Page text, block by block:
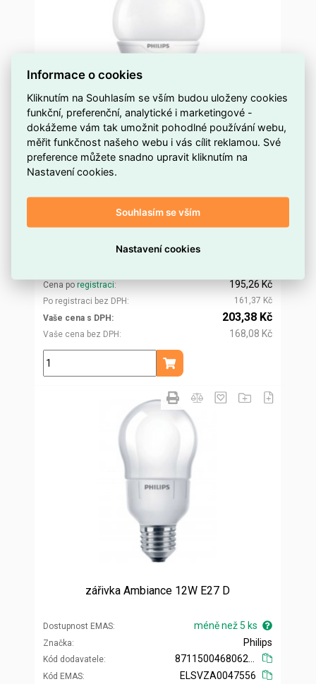
zářivka Softone Lustre 5W WW E27 teplá D
více než 5 ks
ELSZUS0618306
Cena po registraci
Po registraci bez DPH
195,26 Kč
161,37 Kč
Vaše cena s DPH
Vaše cena bez DPH
203,38 Kč
168,08 Kč
ks
Přidat do košíku
zářivka Ambiance 12W E27 D
Dostupnost EMAS méně než 5 ks
Značka
Kód dodavatele
Philips
Kód EMAS
ELSVZA0047556
Informace o cookies
Kliknutím na Souhlasím se vším budou uloženy cookies
funkční, preferenční, analytické i marketingové -
dokážeme vám tak umožnit pohodlné používání webu,
měřit funkčnost našeho webu i vás cílit reklamou. Své
preference můžete snadno upravit kliknutím na
Nastavení cookies.
Souhlasím se vším
Nastavení cookies